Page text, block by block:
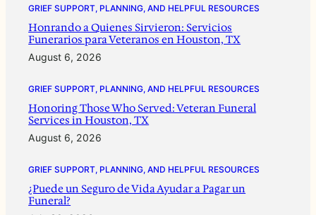
GRIEF SUPPORT, PLANNING, AND HELPFUL RESOURCES
Honrando a Quienes Sirvieron: Servicios
Funerarios para Veteranos en Houston, TX
August 6, 2026
GRIEF SUPPORT, PLANNING, AND HELPFUL RESOURCES
Honoring Those Who Served: Veteran Funeral
Services in Houston, TX
August 6, 2026
GRIEF SUPPORT, PLANNING, AND HELPFUL RESOURCES
¿Puede un Seguro de Vida Ayudar a Pagar un
Funeral?